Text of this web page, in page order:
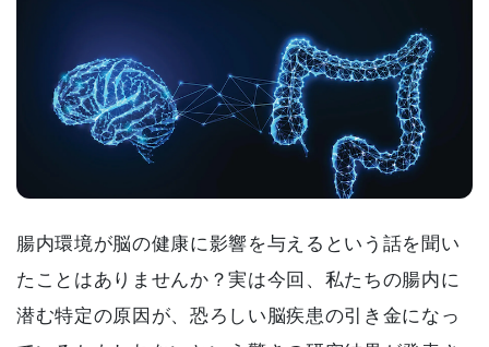
腸内環境が脳の健康に影響を与えるという話を聞い
たことはありませんか？実は今回、私たちの腸内に
潜む特定の原因が、恐ろしい脳疾患の引き金になっ